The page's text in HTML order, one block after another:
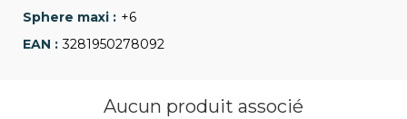
+6
3281950278092
Aucun produit associé